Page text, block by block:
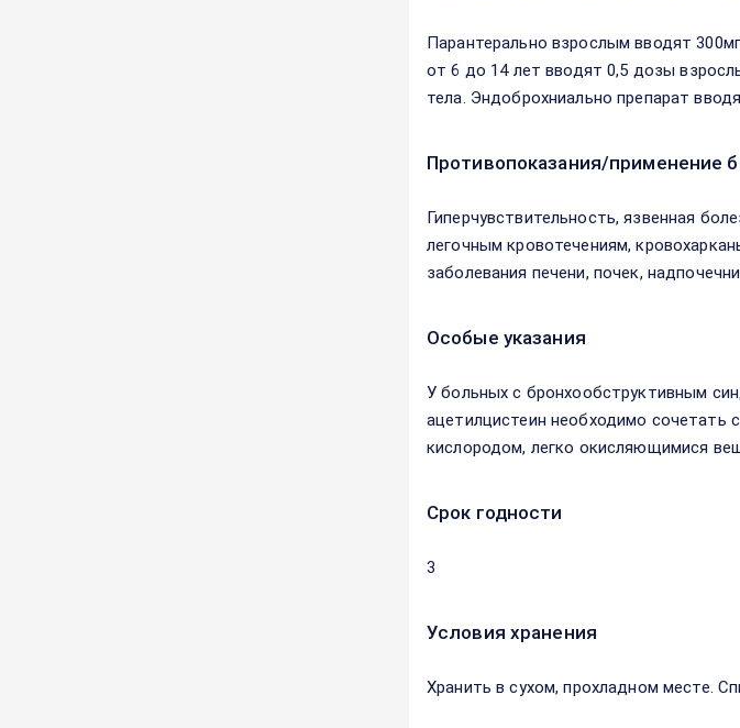
Парантерально взрослым вводят
от 6 до 14 лет вводят 0,5 дозы
тела. Эндоброхниально препарат
Противопоказания/применение
Гиперчувствительность, язвенная
легочным кровотечениям,
заболевания печени, почек,
Особые указания
У больных с бронхообструктивным
ацетилцистеин необходимо сочетать
кислородом, легко окисляющимися
Срок годности
3
Условия хранения
Хранить в сухом, прохладном месте.